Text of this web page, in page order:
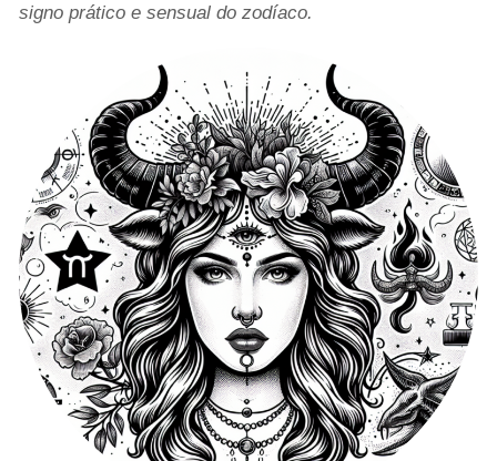
signo prático e sensual do zodíaco.